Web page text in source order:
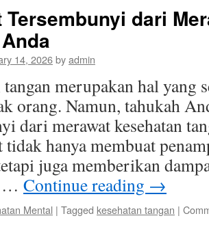
Tersembunyi dari
14, 2026byadmin
tangan merupakan hal yang
orang. Namun, tahukah
dari merawat kesehatan
tidak hanya membuat
juga memberikan
… Continue reading →
Mental | Tagged kesehatan tangan |